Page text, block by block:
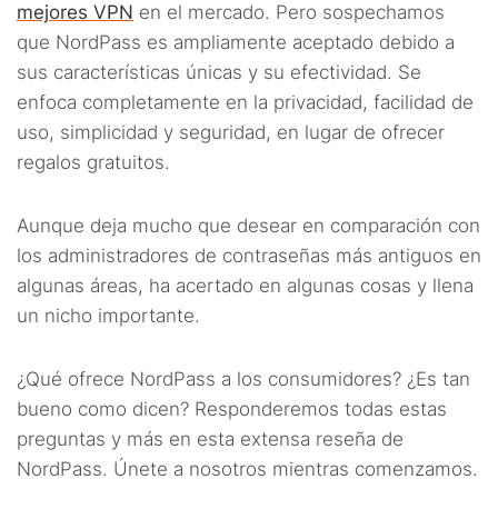
mejores VPN en el mercado. Pero sospechamos
que NordPass es ampliamente aceptado debido a
sus características únicas y su efectividad. Se
enfoca completamente en la privacidad, facilidad de
uso, simplicidad y seguridad, en lugar de ofrecer
regalos gratuitos.
Aunque deja mucho que desear en comparación con
los administradores de contraseñas más antiguos en
algunas áreas, ha acertado en algunas cosas y llena
un nicho importante.
¿Qué ofrece NordPass a los consumidores? ¿Es tan
bueno como dicen? Responderemos todas estas
preguntas y más en esta extensa reseña de
NordPass. Únete a nosotros mientras comenzamos.